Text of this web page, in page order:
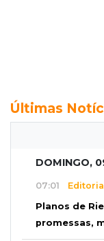
Últimas
DOMINGO,
07:01 Editorial
Planos de
promessas,